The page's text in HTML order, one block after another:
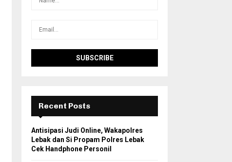
Recent Posts
Antisipasi Judi Online, Wakapolres
Lebak dan Si Propam Polres Lebak
Cek Handphone Personil